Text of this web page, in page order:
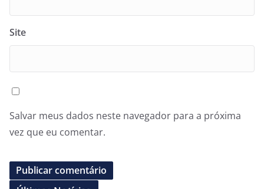
Site
Salvar meus dados neste navegador para a próxima
vez que eu comentar.